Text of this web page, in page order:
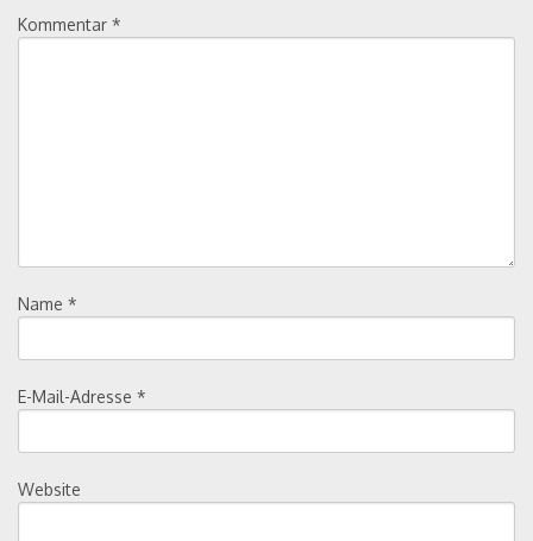
Kommentar *
Name *
E-Mail-Adresse *
Website